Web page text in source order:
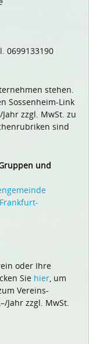
0699133190
stehen.
Sossenheim-Link
Jahr zzgl. MwSt. zu
sind
und
oder Ihre
Sie hier, um
Vereins-
Jahr zzgl. MwSt.